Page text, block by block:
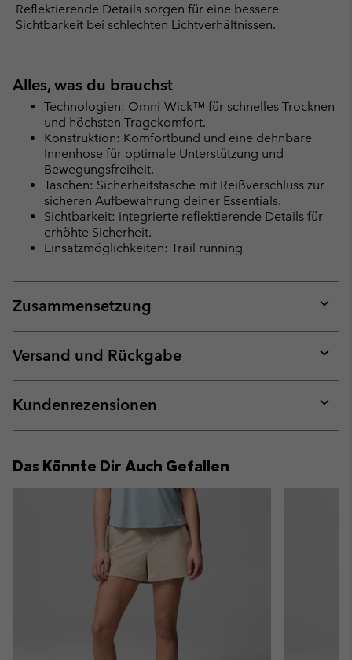
Reflektierende Details sorgen für eine bessere
Sichtbarkeit bei schlechten Lichtverhältnissen.
Alles, was du brauchst
Technologien: Omni-Wick™ für schnelles Trocknen
und höchsten Tragekomfort.
Konstruktion: Komfortbund und eine dehnbare
Innenhose für optimale Unterstützung und
Bewegungsfreiheit.
Taschen: Sicherheitstasche mit Reißverschluss zur
sicheren Aufbewahrung deiner Essentials.
Sichtbarkeit: integrierte reflektierende Details für
erhöhte Sicherheit.
Einsatzmöglichkeiten: Trail running
Zusammensetzung
or
Versand und Rückgabe
or
Kundenrezensionen
or
Das Könnte Dir Auch Gefallen